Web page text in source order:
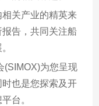
关产业的精英来
告，共同关注船
(SIMOX)为您呈现
也是您探索及开
台。